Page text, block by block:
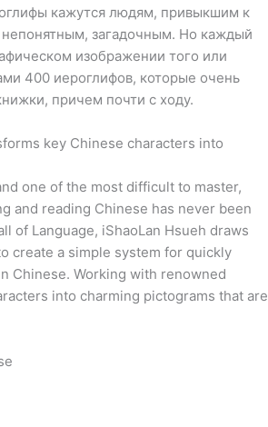
кажутся людям, привыкшим к
загадочным. Но каждый
изображении того или
400 иероглифов, которые очень
причем почти с ходу.
key Chinese characters into
one of the most difficult to master,
and reading Chinese has never been
of Language, iShaoLan Hsueh draws
create a simple system for quickly
Chinese. Working with renowned
into charming pictograms that are